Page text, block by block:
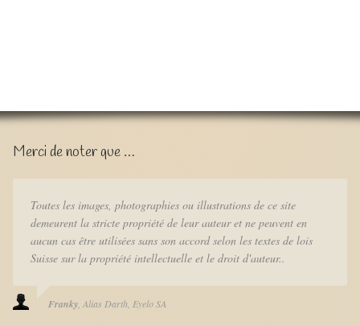
Merci de noter que …
Toutes les images, photographies ou illustrations de ce site
demeurent la stricte propriété de leur auteur et ne peuvent en
aucun cas être utilisées sans son accord selon les textes de lois
Suisse sur la propriété intellectuelle et le droit d'auteur..
Franky Alias Darth Eyelo SA